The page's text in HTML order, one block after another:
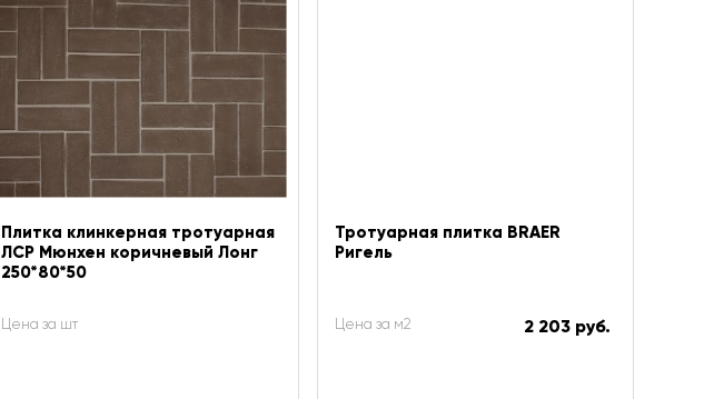
Плитка клинкерная тротуарная
ЛСР Мюнхен коричневый Лонг
250*80*50
Цена за шт
Тротуарная плитка BRAER
Ригель
Цена за м2 2 203 руб.